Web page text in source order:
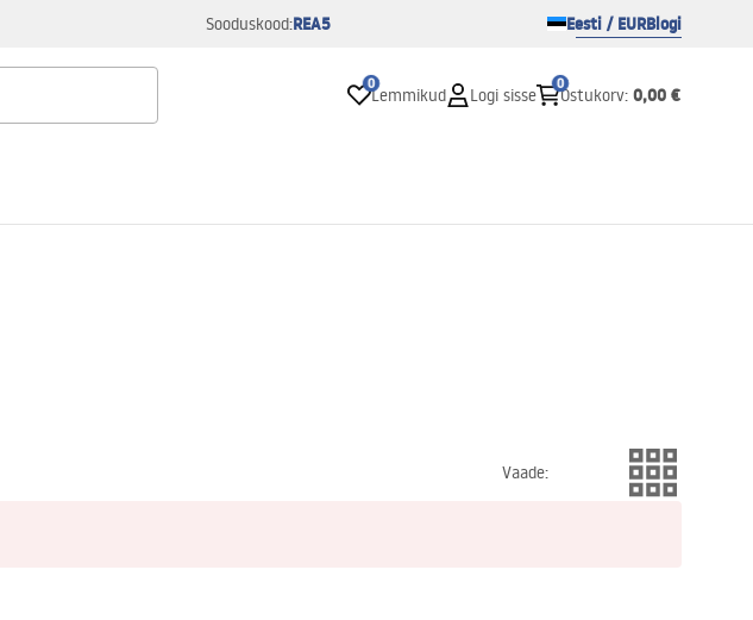
Sooduskood:REA5 Eesti / EURBlogi
0
Lemmikud Logi sisse
0
Ostukorv: 0,00 €
Vaade: